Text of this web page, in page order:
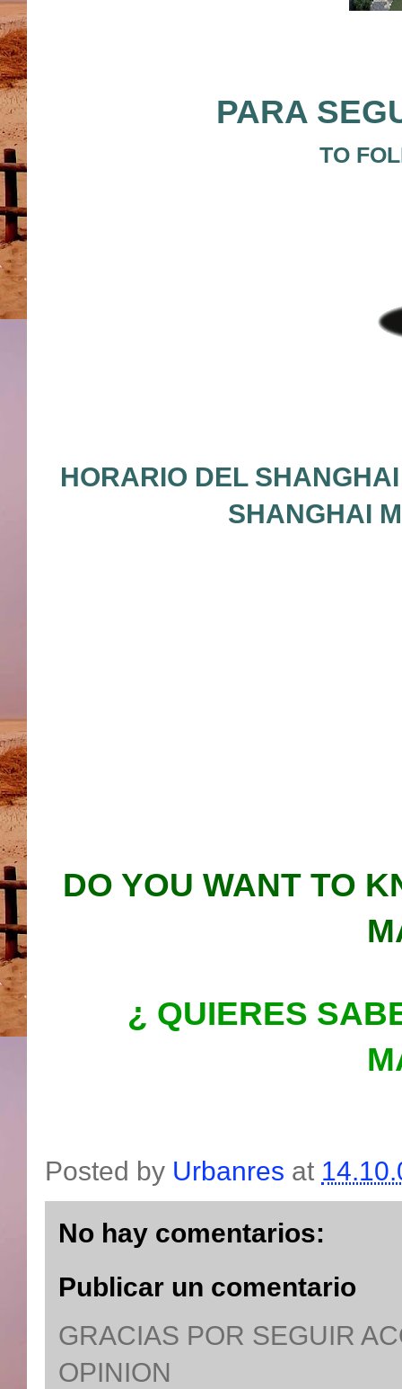
PARA
TO
HORARIO DEL
SHANGHAI
DO YOU WANT TO
¿ QUIERES
Posted by Urbanres at
No hay comentarios:
Publicar un comentario
GRACIAS POR SEGUIR
OPINION